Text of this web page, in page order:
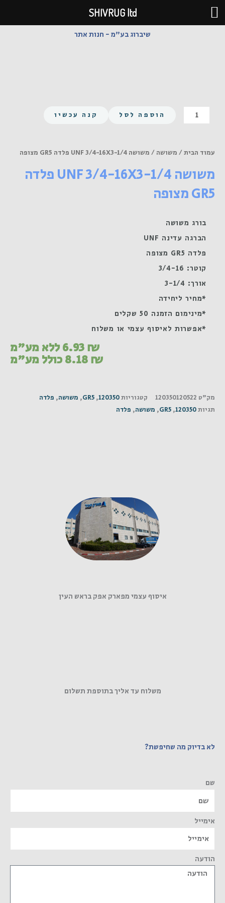
דילוג
לתוכן
שיברוג בע"מ - חנות אתר
כמות
של
16X3-
פלדה
מצופה
הוספה לסל קנה עכשיו
עמוד הבית/ משושה / משושה UNF 3/4-16X3-1/4 פלדה GR5 מצופה
משושה UNF 3/4-16X3-1/4 פלדה
GR5 מצופה
בורג משושה
הברגה עדינה UNF
פלדה GR5 מצופה
קוטר: 3/4-16
אורך: 3-1/4
*מחיר ליחידה
*מינימום הזמנה 50 שקלים
*אפשרות לאיסוף עצמי או משלוח
6.93₪ ללא מע"מ
8.18₪ כולל מע"מ
מק"ט 120350120522 קטגוריות120350
,
GR5
, משושה, פלדה
תגיות120350
,
GR5
, משושה, פלדה
איסוף עצמי מפארק אפק בראש העין
משלוח עד אליך בתוספת תשלום
לא בדיוק מה שחיפשת?
שם
אימייל
הודעה
SHIVRUG ltd